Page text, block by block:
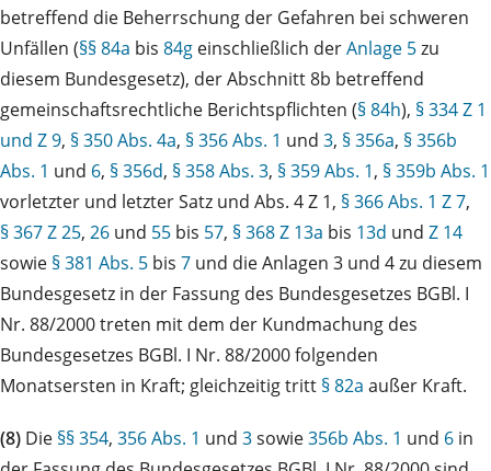
betreffend die Beherrschung der Gefahren bei schweren
Unfällen (§§ 84a bis 84g einschließlich derAnlage 5zu
diesem Bundesgesetz), der Abschnitt 8b betreffend
gemeinschaftsrechtliche Berichtspflichten (§ 84h), § 334 Z 1
und Z 9, § 350 Abs. 4a, § 356 Abs. 1 und 3, § 356a, § 356b
Abs. 1 und 6, § 356d, § 358 Abs. 3, § 359 Abs. 1, § 359b Abs. 1
vorletzter und letzter Satz und Abs. 4 Z 1, § 366 Abs. 1 Z 7,
§ 367 Z 25, 26 und 55 bis 57, § 368 Z 13a bis 13d und Z 14
sowie § 381 Abs. 5 bis 7 und die Anlagen 3 und 4 zu diesem
Bundesgesetz in der Fassung des Bundesgesetzes BGBl. I
Nr. 88/2000 treten mit dem der Kundmachung des
Bundesgesetzes BGBl. I Nr. 88/2000 folgenden
Monatsersten in Kraft; gleichzeitig tritt § 82a außer Kraft.
(8) Die §§ 354, 356 Abs. 1 und 3sowie356b Abs. 1 und 6 in